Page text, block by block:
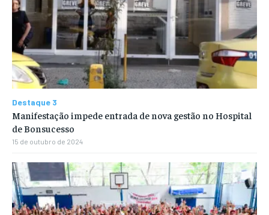
Destaque 3
Manifestação impede entrada de nova gestão no Hospital
de Bonsucesso
15 de outubro de 2024